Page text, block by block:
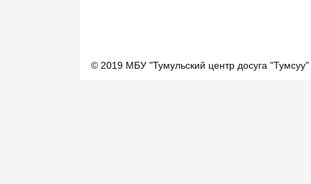
© 2019 МБУ "Тумульский центр досуга